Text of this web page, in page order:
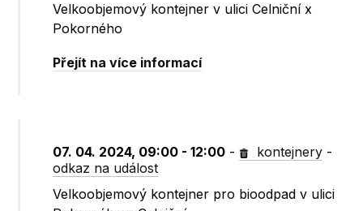
Velkoobjemový kontejner v ulici Celniční x
Pokorného
Přejít na více informací
07. 04. 2024, 09:00 - 12:00 - kontejnery -
odkaz na událost
Velkoobjemový kontejner pro bioodpad v ulici